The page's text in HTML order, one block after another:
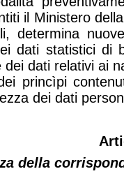
il Ministero
determina
dati statistici di
dei dati relativi ai
princìpi
dei dati
della